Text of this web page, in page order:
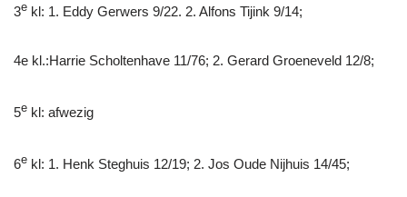
3e kl: 1. Eddy Gerwers 9/22. 2. Alfons Tijink 9/14;
4e kl.:Harrie Scholtenhave 11/76; 2. Gerard Groeneveld 12/8;
5e kl: afwezig
6e kl: 1. Henk Steghuis 12/19; 2. Jos Oude Nijhuis 14/45;